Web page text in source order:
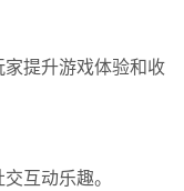
提升游戏体验和收
互动乐趣。